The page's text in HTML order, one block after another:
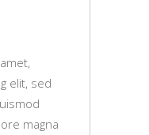
elit, sed
magna